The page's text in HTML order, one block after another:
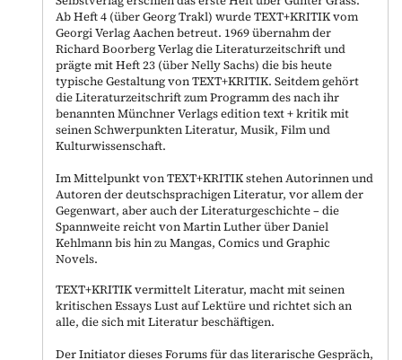
Ab Heft 4 (über Georg Trakl) wurde TEXT+KRITIK vom
Georgi Verlag Aachen betreut. 1969 übernahm der
Richard Boorberg Verlag die Literaturzeitschrift und
prägte mit Heft 23 (über Nelly Sachs) die bis heute
typische Gestaltung von TEXT+KRITIK. Seitdem gehört
die Literaturzeitschrift zum Programm des nach ihr
benannten Münchner Verlags edition text + kritik mit
seinen Schwerpunkten Literatur, Musik, Film und
Kulturwissenschaft.
Im Mittelpunkt von TEXT+KRITIK stehen Autorinnen und
Autoren der deutschsprachigen Literatur, vor allem der
Gegenwart, aber auch der Literaturgeschichte – die
Spannweite reicht von Martin Luther über Daniel
Kehlmann bis hin zu Mangas, Comics und Graphic
Novels.
TEXT+KRITIK vermittelt Literatur, macht mit seinen
kritischen Essays Lust auf Lektüre und richtet sich an
alle, die sich mit Literatur beschäftigen.
Der Initiator dieses Forums für das literarische Gespräch,